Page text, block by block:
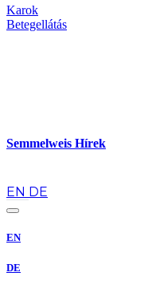
Karok
Betegellátás
Semmelweis Hírek
EN DE
EN
DE